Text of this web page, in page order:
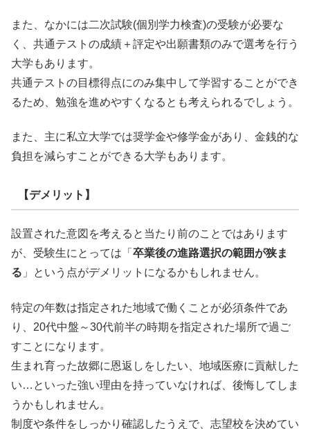
また、なかには二次試験(個別学力検査)の受験が必要な
く、共通テストの成績＋評定や出願書類のみで選考を行う
大学もあります。
共通テストの目標得点にのみ集中して学習することができ
るため、勉強を進めやすくなるとも考えられるでしょう。
また、主に私立大学では奨学金や修学金があり、金銭的な
負担を減らすことができる大学もあります。
【デメリット】
設置された意図を考えると当たり前のことではあります
が、受験生にとっては「 卒業後の進路選択の範囲が狭ま
る 」という点がデメリットになるかもしれません。
特定の年数は指定された地域で働くことが必須条件であ
り、20代中盤～30代前半の時期を指定された場所で過ご
すことになります。
生まれ育った故郷に恩返しをしたい、地域医療に貢献した
い…といった強い理由を持っていなければ、後悔してしま
うかもしれません。
制度や条件をしっかり確認したうえで、志望校を決めてい